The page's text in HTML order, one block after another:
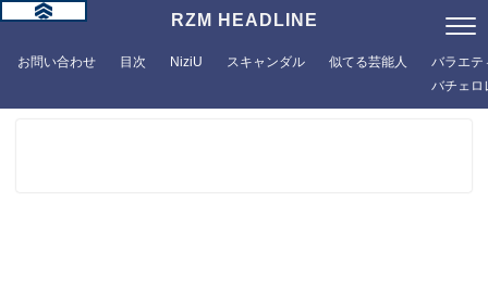
RZM HEADLINE
お問い合わせ 目次 NiziU スキャンダル 似てる芸能人
バラエテ
バチェロ